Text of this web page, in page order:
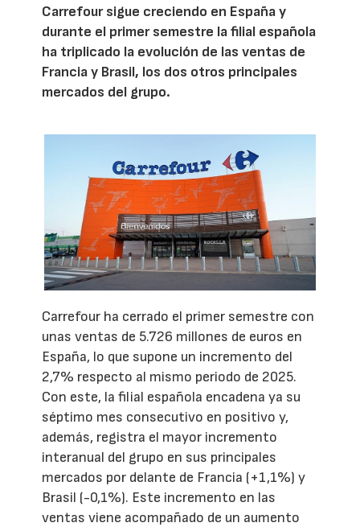
Carrefour sigue creciendo en España y
durante el primer semestre la filial española
ha triplicado la evolución de las ventas de
Francia y Brasil, los dos otros principales
mercados del grupo.
Carrefour ha cerrado el primer semestre con
unas ventas de 5.726 millones de euros en
España, lo que supone un incremento del
2,7% respecto al mismo periodo de 2025.
Con este, la filial española encadena ya su
séptimo mes consecutivo en positivo y,
además, registra el mayor incremento
interanual del grupo en sus principales
mercados por delante de Francia (+1,1%) y
Brasil (-0,1%). Este incremento en las
ventas viene acompañado de un aumento